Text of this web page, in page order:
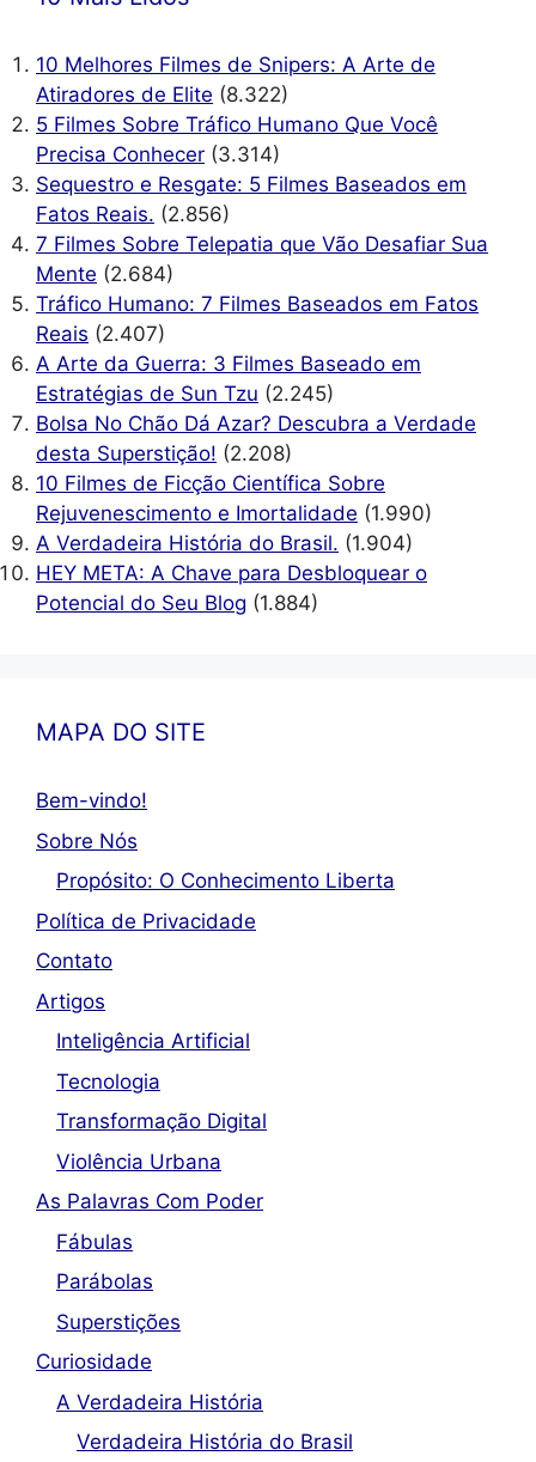
10 Melhores Filmes de Snipers: A Arte de
Atiradores de Elite (8.322)
5 Filmes Sobre Tráfico Humano Que Você
Precisa Conhecer (3.314)
Sequestro e Resgate: 5 Filmes Baseados em
Fatos Reais. (2.856)
7 Filmes Sobre Telepatia que Vão Desafiar Sua
Mente (2.684)
Tráfico Humano: 7 Filmes Baseados em Fatos
Reais (2.407)
A Arte da Guerra: 3 Filmes Baseado em
Estratégias de Sun Tzu (2.245)
Bolsa No Chão Dá Azar? Descubra a Verdade
desta Superstição! (2.208)
10 Filmes de Ficção Científica Sobre
Rejuvenescimento e Imortalidade (1.990)
A Verdadeira História do Brasil. (1.904)
HEY META: A Chave para Desbloquear o
Potencial do Seu Blog (1.884)
MAPA DO SITE
Bem-vindo!
Sobre Nós
Propósito: O Conhecimento Liberta
Política de Privacidade
Contato
Artigos
Inteligência Artificial
Tecnologia
Transformação Digital
Violência Urbana
As Palavras Com Poder
Fábulas
Parábolas
Superstições
Curiosidade
A Verdadeira História
Verdadeira História do Brasil